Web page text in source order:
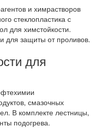
стеклопластика с
для химстойкости.
для защиты от проливов.
для
смазочных
В комплекте лестницы,
подогрева.